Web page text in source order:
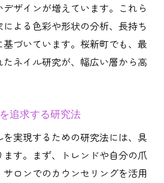
パラジェルネイル研究の魅力
ら学ぶネイル研究のポイント
変わるパラジェル体験のコツ
のパラジェルネイル研究事例
人気のネイルデザイン研究
ンをネイル研究で徹底紹介
さえたネイル研究の秘訣とは
イルデザイン研究ポイント
ザインが増えています。これら
よる色彩や形状の分析、長持ち
づいています。桜新町でも、最
ネイル研究が、幅広い層から高
追求する研究法
実現するための研究法には、具
す。まず、トレンドや自分の爪
ロンでのカウンセリングを活用